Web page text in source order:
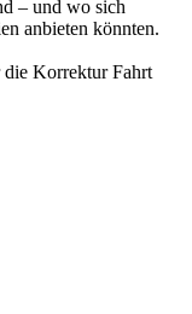
– und wo sich
anbieten könnten.
die Korrektur Fahrt